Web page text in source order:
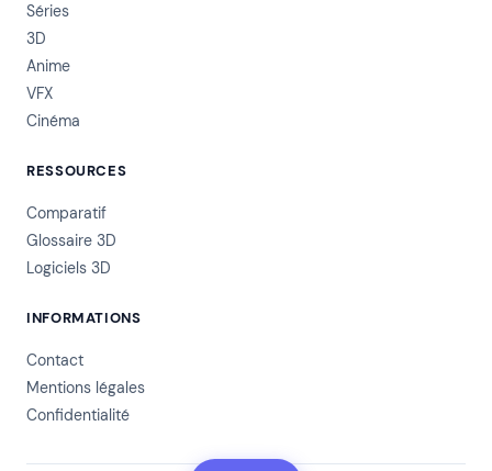
Séries
3D
Anime
VFX
Cinéma
RESSOURCES
Comparatif
Glossaire 3D
Logiciels 3D
INFORMATIONS
Contact
Mentions légales
Confidentialité